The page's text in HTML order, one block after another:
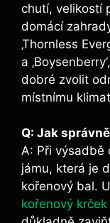
chutí, velikostí
domácí
‚Thornless
a
dobré zvolit
místnímu
Q: Jak
A: Při výsadbě
jámu, která je
kořenový bal.
kořenový